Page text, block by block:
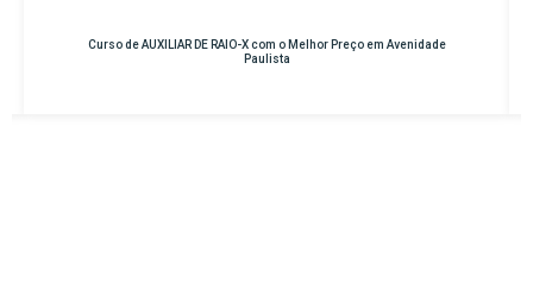
em Avenidade
Curso de INSTRUMENTAÇÃO CIRÚRGICA com o